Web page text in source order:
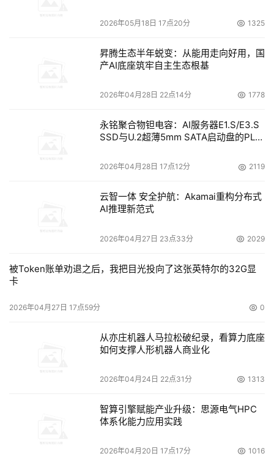
2026年05月18日 17点20分 1325
昇腾生态半年蜕变：从能用走向好用，国
产AI底座筑牢自主生态根基
2026年04月28日 22点14分 1778
永铭聚合物钽电容：AI服务器E1.S/E3.S
SSD与U.2超薄5mm SATA启动盘的PLP
2026年04月28日 17点12分 2119
云智一体 安全护航：Akamai重构分布式
AI推理新范式
2026年04月27日 23点33分 2029
被Token账单劝退之后，我把目光投向了这张英特尔的32G显
卡
2026年04月27日 17点59分 0
从亦庄机器人马拉松破纪录，看算力底座
如何支撑人形机器人商业化
2026年04月24日 22点31分 1313
智算引擎赋能产业升级：思源电气HPC
体系化能力应用实践
2026年04月20日 17点17分 1016